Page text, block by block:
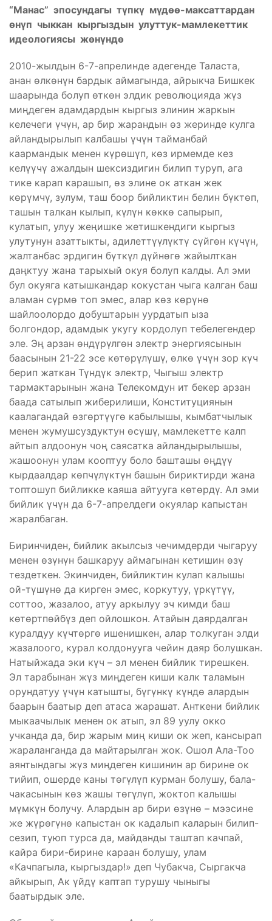
“Манас” эпосундагы түпкү мүдөө-максаттардан
өнүп чыккан кыргыздын улуттук-мамлекеттик
идеологиясы жөнүндө
2010-жылдын 6-7-апрелинде адегенде Таласта,
анан өлкөнүн бардык аймагында, айрыкча Бишкек
шаарында болуп өткөн элдик революцияда жүз
миңдеген адамдардын кыргыз элинин жаркын
келечеги үчүн, ар бир жарандын өз жеринде кулга
айландырылып калбашы үчүн тайманбай
каармандык менен күрөшүп, көз ирмемде кез
келүүчү ажалдын шексиздигин билип туруп, ага
тике карап карашып, өз элине ок аткан жек
көрүмчү, зулум, таш боор бийликтин белин бүктөп,
ташын талкан кылып, күлүн көккө сапырып,
кулатып, улуу жеңишке жетишкендиги кыргыз
улутунун азаттыкты, адилеттүүлүктү сүйгөн күчүн,
жалтанбас эрдигин бүткүл дүйнөгө жайылткан
даңктуу жана тарыхый окуя болуп калды. Ал эми
бул окуяга катышкандар кокустан чыга калган баш
аламан сүрмө топ эмес, алар көз көрүнө
шайлоолордо добуштарын уурдатып ыза
болгондор, адамдык укугу кордолуп тебелегендер
эле. Эң арзан өндүрүлгөн электр энергиясынын
баасынын 21-22 эсе көтөрүлүшү, өлкө үчүн зор күч
берип жаткан Түндүк электр, Чыгыш электр
тармактарынын жана Телекомдун ит бекер арзан
баада сатылып жиберилиши, Конституциянын
каалагандай өзгөртүүгө кабылышы, кымбатчылык
менен жумушсуздуктун өсүшү, мамлекетте калп
айтып алдоонун чоң саясатка айландырылышы,
жашоонун улам кооптуу боло башташы өңдүү
кырдаалдар көпчүлүктүн башын бириктирди жана
топтошуп бийликке каяша айтууга көтөрдү. Ал эми
бийлик үчүн да 6-7-апрелдеги окуялар капыстан
жаралбаган.
Биринчиден, бийлик акылсыз чечимдерди чыгаруу
менен өзүнүн башкаруу аймагынан кетишин өзү
тездеткен. Экинчиден, бийликтин кулап калышы
ой-түшүнө да кирген эмес, коркутуу, үркүтүү,
соттоо, жазалоо, атуу аркылуу эч кимди баш
көтөртпөйбүз деп ойлошкон. Атайын даярдалган
куралдуу күчтөргө ишенишкен, алар толкуган элди
жазалоого, курал колдонууга чейин даяр болушкан.
Натыйжада эки күч – эл менен бийлик тирешкен.
Эл тарабынан жүз миңдеген киши калк таламын
орундатуу үчүн катышты, бүгүнкү күндө алардын
баарын баатыр деп атаса жарашат. Анткени бийлик
мыкаачылык менен ок атып, эл 89 уулу окко
учканда да, бир жарым миң киши ок жеп, кансырап
жараланганда да майтарылган жок. Ошол Ала-Тоо
аянтындагы жүз миңдеген кишинин ар бирине ок
тийип, ошерде каны төгүлүп курман болушу, бала-
чакасынын көз жашы төгүлүп, жоктоп калышы
мүмкүн болучу. Алардын ар бири өзүнө – мээсине
же жүрөгүнө капыстан ок кадалып каларын билип-
сезип, туюп турса да, майданды таштап качпай,
кайра бири-бирине караан болушу, улам
«Качпагыла, кыргыздар!» деп Чубакча, Сыргакча
айкырып, Ак үйдү каптап турушу чыныгы
баатырдык эле.